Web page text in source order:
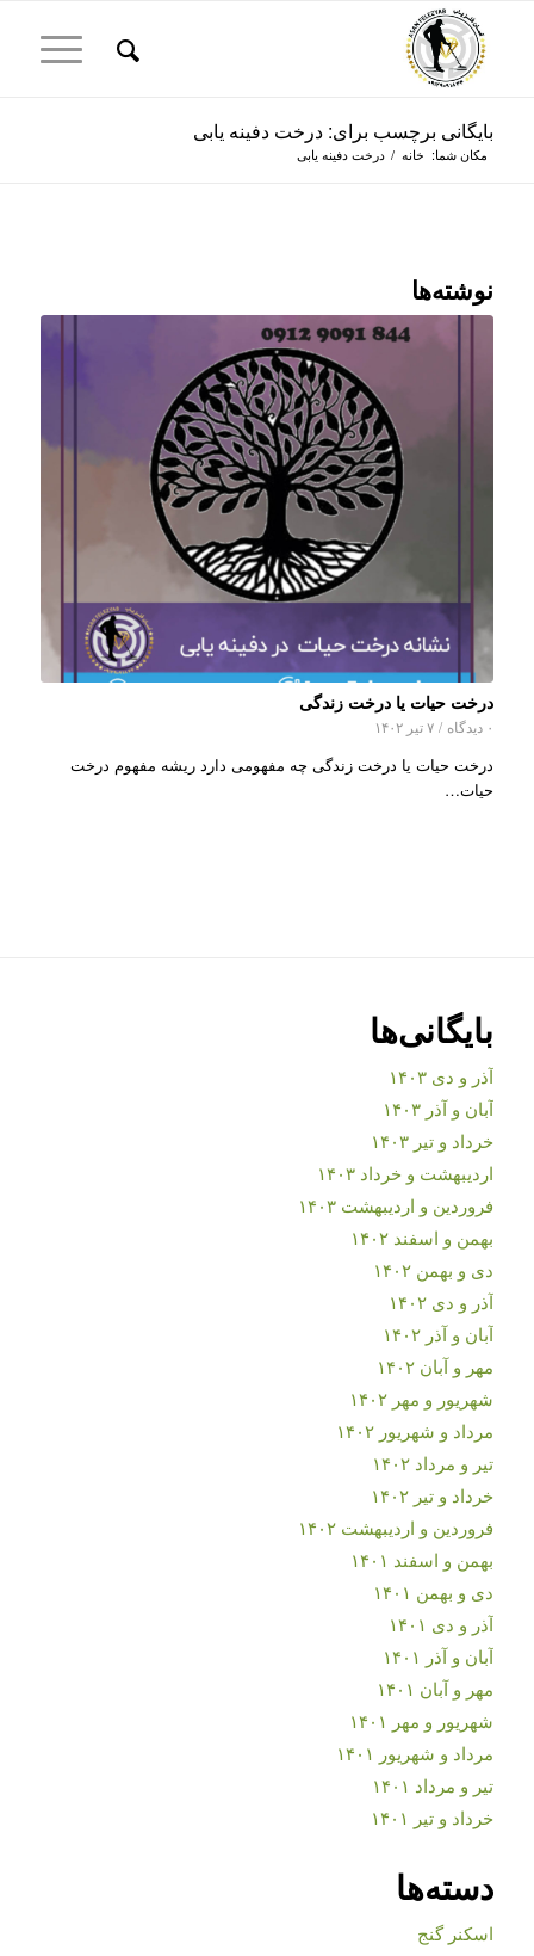
بایگانی برچسب برای: درخت دفینه یابی
مکان شما: خانه / درخت دفینه یابی
نوشته‌ها
درخت حیات یا درخت زندگی
۰ دیدگاه / ۷ تیر ۱۴۰۲
درخت حیات یا درخت زندگی چه مفهومی دارد ریشه مفهوم درخت
حیات…
بایگانی‌ها
آذر و دی ۱۴۰۳
آبان و آذر ۱۴۰۳
خرداد و تیر ۱۴۰۳
اردیبهشت و خرداد ۱۴۰۳
فروردین و اردیبهشت ۱۴۰۳
بهمن و اسفند ۱۴۰۲
دی و بهمن ۱۴۰۲
آذر و دی ۱۴۰۲
آبان و آذر ۱۴۰۲
مهر و آبان ۱۴۰۲
شهریور و مهر ۱۴۰۲
مرداد و شهریور ۱۴۰۲
تیر و مرداد ۱۴۰۲
خرداد و تیر ۱۴۰۲
فروردین و اردیبهشت ۱۴۰۲
بهمن و اسفند ۱۴۰۱
دی و بهمن ۱۴۰۱
آذر و دی ۱۴۰۱
آبان و آذر ۱۴۰۱
مهر و آبان ۱۴۰۱
شهریور و مهر ۱۴۰۱
مرداد و شهریور ۱۴۰۱
تیر و مرداد ۱۴۰۱
خرداد و تیر ۱۴۰۱
دسته‌ها
اسکنر گنج